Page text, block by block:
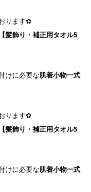
ります✿
【髪飾り・補正用タオル5
けに必要な肌着小物一式
ります✿
【髪飾り・補正用タオル5
けに必要な肌着小物一式